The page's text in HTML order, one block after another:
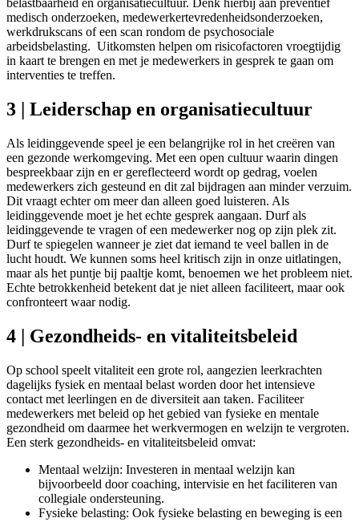
belastbaarheid en organisatiecultuur. Denk hierbij aan preventief
medisch onderzoeken, medewerkertevredenheidsonderzoeken,
werkdrukscans of een scan rondom de psychosociale
arbeidsbelasting. Uitkomsten helpen om risicofactoren vroegtijdig
in kaart te brengen en met je medewerkers in gesprek te gaan om
interventies te treffen.
3 | Leiderschap en organisatiecultuur
Als leidinggevende speel je een belangrijke rol in het creëren van
een gezonde werkomgeving. Met een open cultuur waarin dingen
bespreekbaar zijn en er gereflecteerd wordt op gedrag, voelen
medewerkers zich gesteund en dit zal bijdragen aan minder verzuim.
Dit vraagt echter om meer dan alleen goed luisteren. Als
leidinggevende moet je het echte gesprek aangaan. Durf als
leidinggevende te vragen of een medewerker nog op zijn plek zit.
Durf te spiegelen wanneer je ziet dat iemand te veel ballen in de
lucht houdt. We kunnen soms heel kritisch zijn in onze uitlatingen,
maar als het puntje bij paaltje komt, benoemen we het probleem niet.
Echte betrokkenheid betekent dat je niet alleen faciliteert, maar ook
confronteert waar nodig.
4 | Gezondheids- en vitaliteitsbeleid
Op school speelt vitaliteit een grote rol, aangezien leerkrachten
dagelijks fysiek en mentaal belast worden door het intensieve
contact met leerlingen en de diversiteit aan taken. Faciliteer
medewerkers met beleid op het gebied van fysieke en mentale
gezondheid om daarmee het werkvermogen en welzijn te vergroten.
Een sterk gezondheids- en vitaliteitsbeleid omvat:
Mentaal welzijn: Investeren in mentaal welzijn kan
bijvoorbeeld door coaching, intervisie en het faciliteren van
collegiale ondersteuning.
Fysieke belasting: Ook fysieke belasting en beweging is een